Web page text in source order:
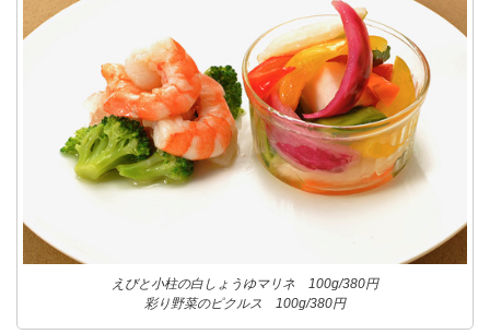
えびと小柱の白しょうゆマリネ 100g/380円
彩り野菜のピクルス 100g/380円